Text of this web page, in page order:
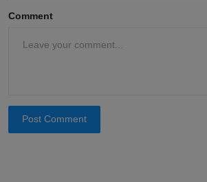
Comment
Post Comment